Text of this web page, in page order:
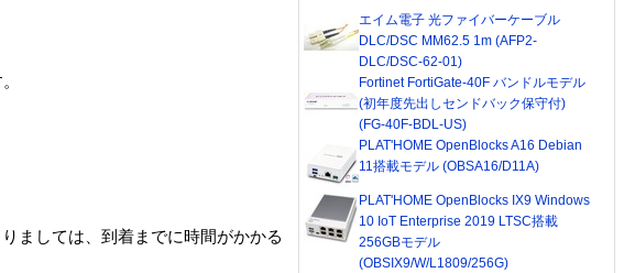
ましては、到着までに時間がかかる
エイム電子 光ファイバーケーブル
DLC/DSC MM62.5 1m (AFP2-
DLC/DSC-62-01)
Fortinet FortiGate-40F バンドルモデル
(初年度先出しセンドバック保守付)
(FG-40F-BDL-US)
PLAT'HOME OpenBlocks A16 Debian
11搭載モデル (OBSA16/D11A)
PLAT'HOME OpenBlocks IX9 Windows
10 IoT Enterprise 2019 LTSC搭載
256GBモデル
(OBSIX9/W/L1809/256G)